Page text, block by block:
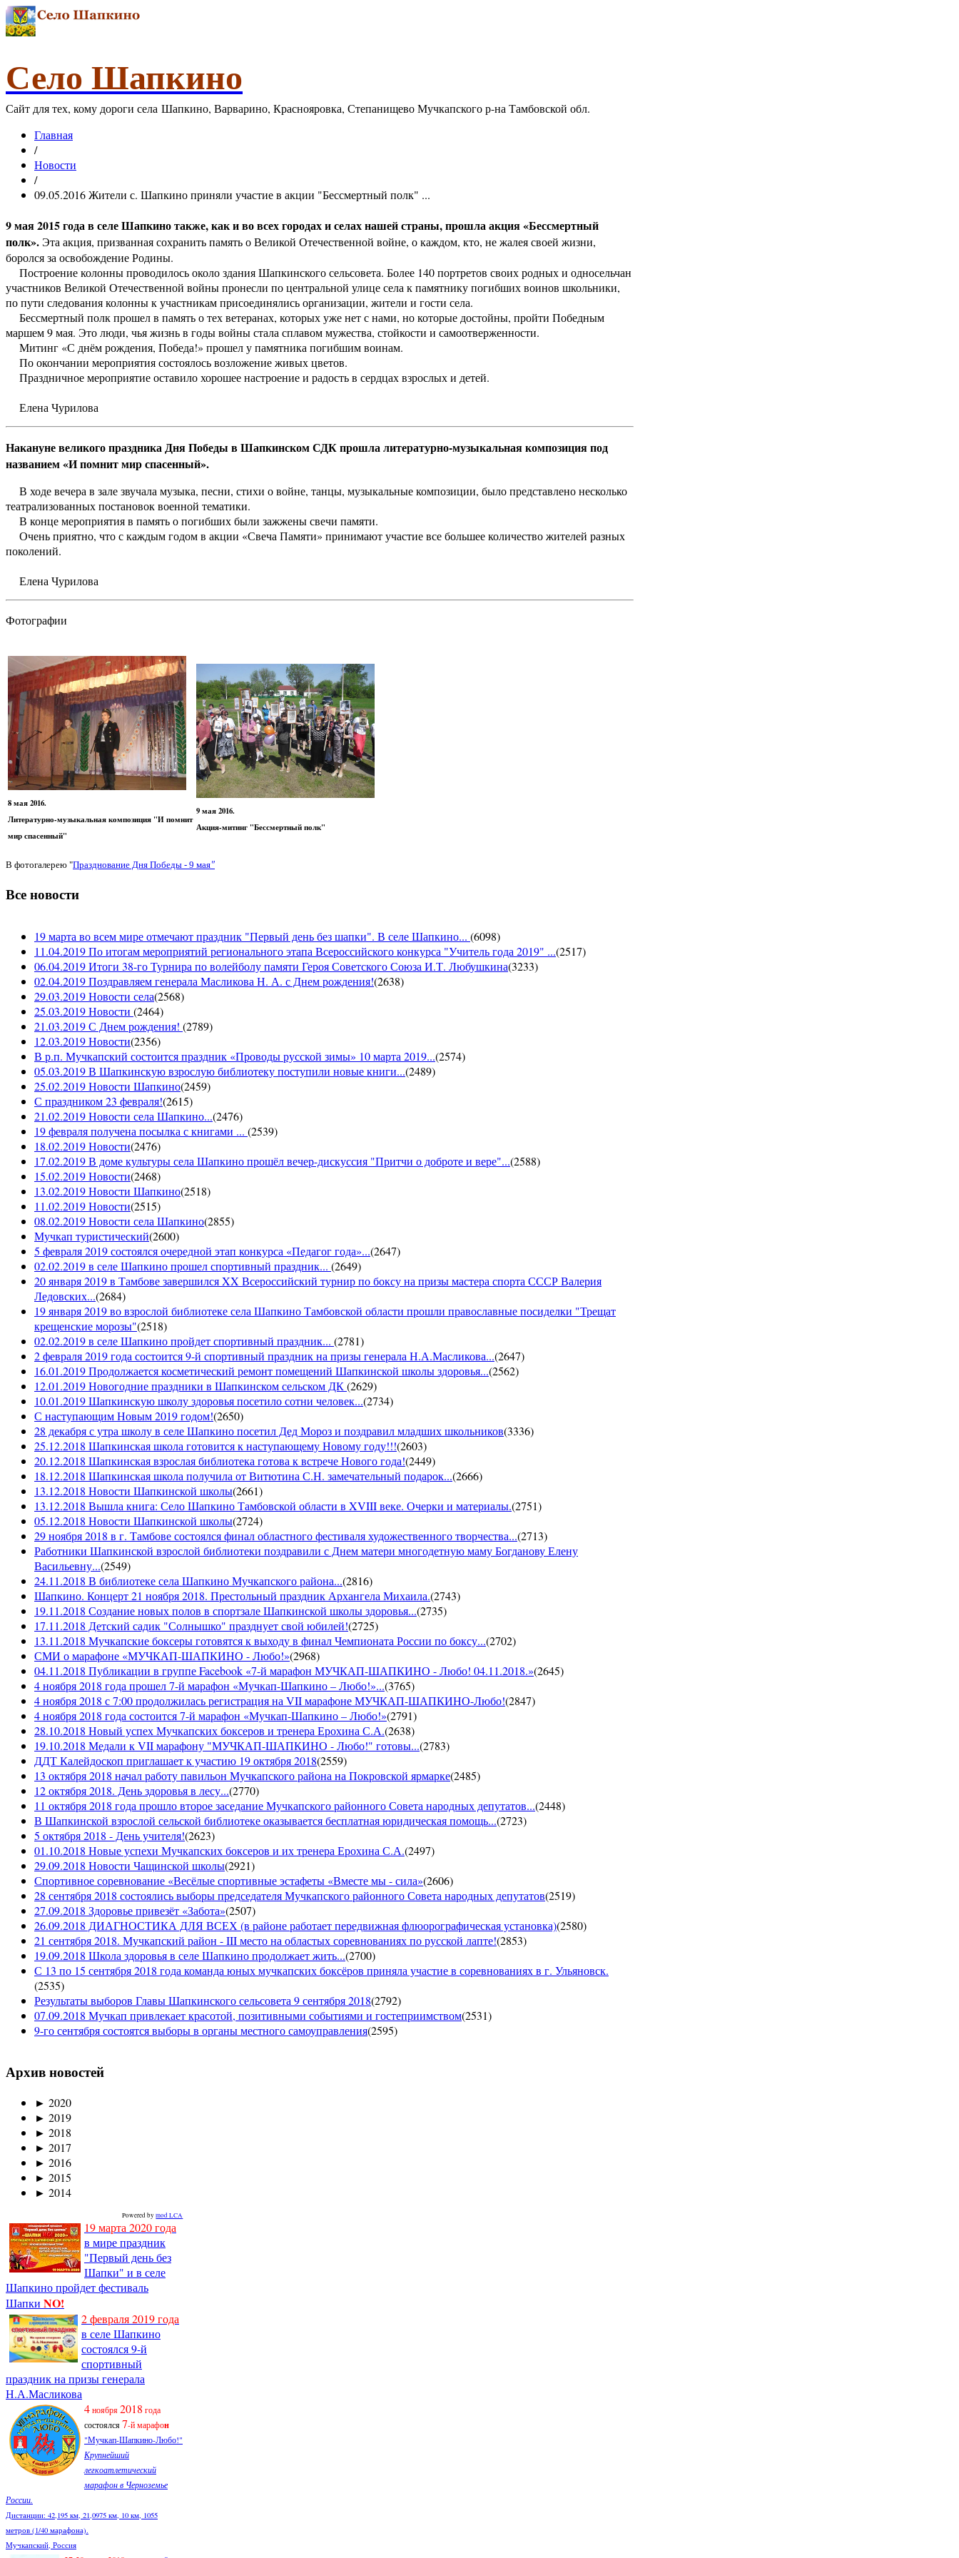
Село Шапкино
Сайт для тех, кому дороги села Шапкино, Варварино, Краснояровка, Степанищево Мучкапского р-на Тамбовской обл.
Главная
/
Новости
/
09.05.2016 Жители с. Шапкино приняли участие в акции "Бессмертный полк" ...
9 мая 2015 года в селе Шапкино также, как и во всех городах и селах нашей страны, прошла акция «Бессмертный
полк».Эта акция, призванная сохранить память о Великой Отечественной войне, о каждом, кто, не жалея своей жизни,
боролся за освобождение Родины.
Построение колонны проводилось около здания Шапкинского сельсовета. Более 140 портретов своих родных и односельчан
участников Великой Отечественной войны пронесли по центральной улице села к памятнику погибших воинов школьники,
по пути следования колонны к участникам присоединялись организации, жители и гости села.
Бессмертный полк прошел в память о тех ветеранах, которых уже нет с нами, но которые достойны, пройти Победным
маршем 9 мая. Это люди, чья жизнь в годы войны стала сплавом мужества, стойкости и самоотверженности.
Митинг «С днём рождения, Победа!» прошел у памятника погибшим воинам.
По окончании мероприятия состоялось возложение живых цветов.
Праздничное мероприятие оставило хорошее настроение и радость в сердцах взрослых и детей.
Елена Чурилова
Накануне великого праздника Дня Победы в Шапкинском СДК прошла литературно-музыкальная композиция под
названием «И помнит мир спасенный».
В ходе вечера в зале звучала музыка, песни, стихи о войне, танцы, музыкальные композиции, было представлено несколько
театрализованных постановок военной тематики.
В конце мероприятия в память о погибших были зажжены свечи памяти.
Очень приятно, что с каждым годом в акции «Свеча Памяти» принимают участие все большее количество жителей разных
поколений.
Елена Чурилова
Фотографии
8 мая 2016.
Литературно-музыкальная композиция "И помнит
мир спасенный"
9 мая 2016.
Акция-митинг "Бессмертный полк"
В фотогалерею "Празднование Дня Победы - 9 мая"
Все новости
19 марта во всем мире отмечают праздник "Первый день без шапки". В селе Шапкино... (6098)
11.04.2019 По итогам мероприятий регионального этапа Всероссийского конкурса "Учитель года 2019" ...(2517)
06.04.2019 Итоги 38-го Турнира по волейболу памяти Героя Советского Союза И.Т. Любушкина(3233)
02.04.2019 Поздравляем генерала Масликова Н. А. с Днем рождения!(2638)
29.03.2019 Новости села(2568)
25.03.2019 Новости (2464)
21.03.2019 С Днем рождения! (2789)
12.03.2019 Новости(2356)
В р.п. Мучкапский состоится праздник «Проводы русской зимы» 10 марта 2019...(2574)
05.03.2019 В Шапкинскую взрослую библиотеку поступили новые книги...(2489)
25.02.2019 Новости Шапкино(2459)
С праздником 23 февраля!(2615)
21.02.2019 Новости села Шапкино...(2476)
19 февраля получена посылка с книгами ... (2539)
18.02.2019 Новости(2476)
17.02.2019 В доме культуры села Шапкино прошёл вечер-дискуссия "Притчи о доброте и вере"...(2588)
15.02.2019 Новости(2468)
13.02.2019 Новости Шапкино(2518)
11.02.2019 Новости(2515)
08.02.2019 Новости села Шапкино(2855)
Мучкап туристический(2600)
5 февраля 2019 состоялся очередной этап конкурса «Педагог года»...(2647)
02.02.2019 в селе Шапкино прошел спортивный праздник... (2649)
20 января 2019 в Тамбове завершился XX Всероссийский турнир по боксу на призы мастера спорта СССР Валерия
Ледовских...(2684)
19 января 2019 во взрослой библиотеке села Шапкино Тамбовской области прошли православные посиделки "Трещат
крещенские морозы"(2518)
02.02.2019 в селе Шапкино пройдет спортивный праздник... (2781)
2 февраля 2019 года состоится 9-й спортивный праздник на призы генерала Н.А.Масликова...(2647)
16.01.2019 Продолжается косметический ремонт помещений Шапкинской школы здоровья...(2562)
12.01.2019 Новогодние праздники в Шапкинском сельском ДК(2629)
10.01.2019 Шапкинскую школу здоровья посетило сотни человек...(2734)
С наступающим Новым 2019 годом!(2650)
28 декабря с утра школу в селе Шапкино посетил Дед Мороз и поздравил младших школьников(3336)
25.12.2018 Шапкинская школа готовится к наступающему Новому году!!!(2603)
20.12.2018 Шапкинская взрослая библиотека готова к встрече Нового года!(2449)
18.12.2018 Шапкинская школа получила от Витютина С.Н. замечательный подарок...(2666)
13.12.2018 Новости Шапкинской школы(2661)
13.12.2018 Вышла книга: Село Шапкино Тамбовской области в XVIII веке. Очерки и материалы.(2751)
05.12.2018 Новости Шапкинской школы(2724)
29 ноября 2018 в г. Тамбове состоялся финал областного фестиваля художественного творчества...(2713)
Работники Шапкинской взрослой библиотеки поздравили с Днем матери многодетную маму Богданову Елену
Васильевну...(2549)
24.11.2018 В библиотеке села Шапкино Мучкапского района...(2816)
Шапкино. Концерт 21 ноября 2018. Престольный праздник Архангела Михаила.(2743)
19.11.2018 Создание новых полов в спортзале Шапкинской школы здоровья...(2735)
17.11.2018 Детский садик "Солнышко" празднует свой юбилей!(2725)
13.11.2018 Мучкапские боксеры готовятся к выходу в финал Чемпионата России по боксу...(2702)
СМИ о марафоне «МУЧКАП-ШАПКИНО - Любо!»(2968)
04.11.2018 Публикации в группе Facebook «7-й марафон МУЧКАП-ШАПКИНО - Любо! 04.11.2018.»(2645)
4 ноября 2018 года прошел 7-й марафон «Мучкап-Шапкино – Любо!»...(3765)
4 ноября 2018 с 7:00 продолжилась регистрация на VII марафоне МУЧКАП-ШАПКИНО-Любо!(2847)
4 ноября 2018 года состоится 7-й марафон «Мучкап-Шапкино – Любо!»(2791)
28.10.2018 Новый успех Мучкапских боксеров и тренера Ерохина С.А.(2638)
19.10.2018 Медали к VII марафону "МУЧКАП-ШАПКИНО - Любо!" готовы...(2783)
ДДТ Калейдоскоп приглашает к участию 19 октября 2018(2559)
13 октября 2018 начал работу павильон Мучкапского района на Покровской ярмарке(2485)
12 октября 2018. День здоровья в лесу...(2770)
11 октября 2018 года прошло второе заседание Мучкапского районного Совета народных депутатов...(2448)
В Шапкинской взрослой сельской библиотеке оказывается бесплатная юридическая помощь...(2723)
5 октября 2018 - День учителя!(2623)
01.10.2018 Новые успехи Мучкапских боксеров и их тренера Ерохина С.А.(2497)
29.09.2018 Новости Чащинской школы(2921)
Спортивное соревнование «Весёлые спортивные эстафеты «Вместе мы - сила»(2606)
28 сентября 2018 состоялись выборы председателя Мучкапского районного Совета народных депутатов(2519)
27.09.2018 Здоровье привезёт «Забота»(2507)
26.09.2018 ДИАГНОСТИКА ДЛЯ ВСЕХ (в районе работает передвижная флюорографическая установка)(2580)
21 сентября 2018. Мучкапский район - III место на областых соревнованиях по русской лапте!(2853)
19.09.2018 Школа здоровья в селе Шапкино продолжает жить...(2700)
С 13 по 15 сентября 2018 года команда юных мучкапских боксёров приняла участие в соревнованиях в г. Ульяновск.
(2535)
Результаты выборов Главы Шапкинского сельсовета 9 сентября 2018(2792)
07.09.2018 Мучкап привлекает красотой, позитивными событиями и гостеприимством(2531)
9-го сентября состоятся выборы в органы местного самоуправления(2595)
Архив новостей
► 2020
► 2019
► 2018
► 2017
► 2016
► 2015
► 2014
Powered bymod LCA
19 марта 2020 года
в мире праздник
"Первый день без
Шапки" и в селе
Шапкино пройдет фестиваль
Шапки NO!
2 февраля 2019 года
в селе Шапкино
состоялся 9-й
спортивный
праздник на призы генерала
Н.А.Масликова
4ноября2018 года
состоялся7-й марафон
"Мучкап-Шапкино-Любо!"
Крупнейший
легкоатлетический
марафон в Черноземье
России.
Дистанции: 42,195 км, 21,0975 км, 10 км, 1055
метров (1/40 марафона).
Мучкапский, Россия